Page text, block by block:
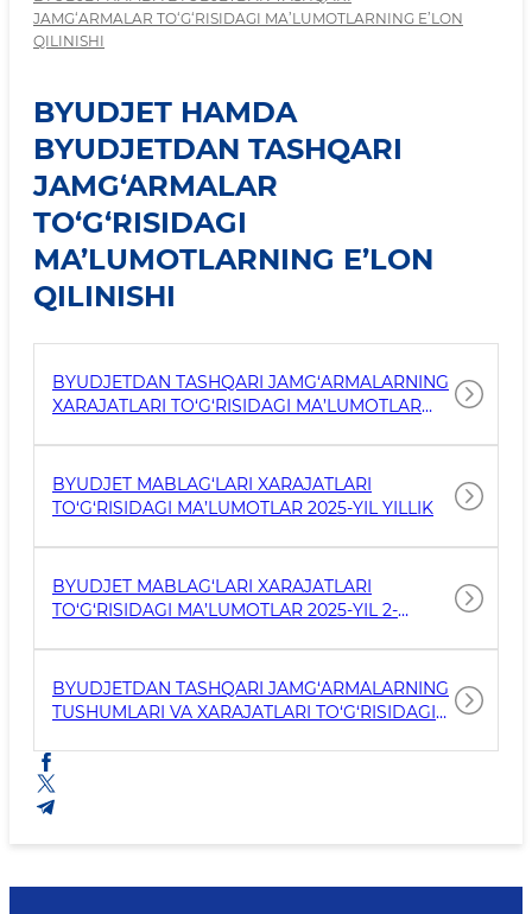
JAMG‘ARMALAR TO‘G‘RISIDAGI MA’LUMOTLARNING E’LON
QILINISHI
BYUDJET HAMDA
BYUDJETDAN TASHQARI
JAMG‘ARMALAR
TO‘G‘RISIDAGI
MA’LUMOTLARNING E’LON
QILINISHI
BYUDJETDAN TASHQARI JAMG‘ARMALARNING
XARAJATLARI TO‘G‘RISIDAGI MA’LUMOTLAR
BYUDJET MABLAG‘LARI XARAJATLARI
TO‘G‘RISIDAGI MA’LUMOTLAR 2025-YIL YILLIK
BYUDJET MABLAG‘LARI XARAJATLARI
TO‘G‘RISIDAGI MA’LUMOTLAR 2025-YIL 2-
BYUDJETDAN TASHQARI JAMG‘ARMALARNING
TUSHUMLARI VA XARAJATLARI TO‘G‘RISIDAGI